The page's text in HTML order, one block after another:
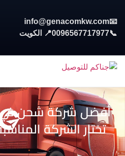
📧
info@genacomkw.com
📞
0096567717977📍 الكويت
أفضل شركة شحن
تختار الشركة